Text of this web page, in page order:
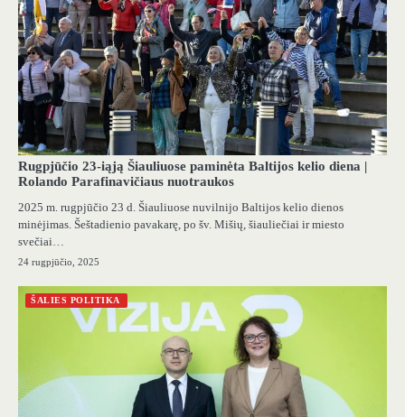
Rugpjūčio 23-iąją Šiauliuose paminėta Baltijos kelio diena |
Rolando Parafinavičiaus nuotraukos
2025 m. rugpjūčio 23 d. Šiauliuose nuvilnijo Baltijos kelio dienos
minėjimas. Šeštadienio pavakarę, po šv. Mišių, šiauliečiai ir miesto
svečiai…
24 rugpjūčio, 2025
ŠALIES POLITIKA